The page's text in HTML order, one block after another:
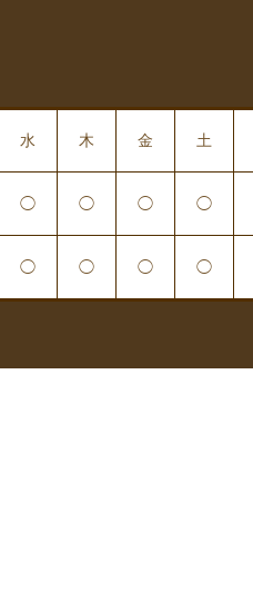
水 木 金 土
◯ ◯ ◯ ◯
◯ ◯ ◯ ◯